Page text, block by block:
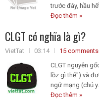
trước đây, hầu
Đọc thêm »
CLGT có nghĩa là gì?
VietTat 03:14
15 comments
CLGT nguyên
lồz gì thế") và
ngữ mạng (chủ
Đọc thêm »